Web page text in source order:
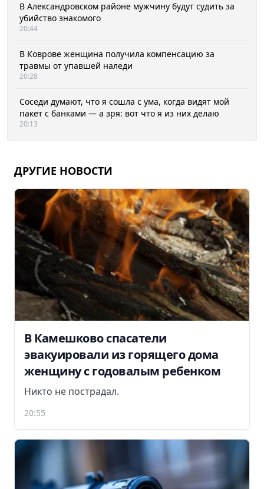
В Александровском районе мужчину будут судить за
убийство знакомого
20:44
В Коврове женщина получила компенсацию за
травмы от упавшей наледи
20:28
Соседи думают, что я сошла с ума, когда видят мой
пакет с банками — а зря: вот что я из них делаю
20:13
ДРУГИЕ НОВОСТИ
В Камешково спасатели
эвакуировали из горящего дома
женщину с годовалым ребенком
Никто не пострадал.
20:55